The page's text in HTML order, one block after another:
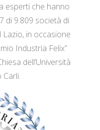
esperti che hanno
di 9.809 società di
Lazio, in occasione
Industria Felix”
dell’Università
Carli.